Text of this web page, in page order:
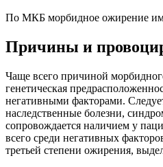
По МКБ морбидное ожирение
Причины и
Чаще всего причиной
генетическая
негативными факторами.
наследственные болезни,
сопровождается наличием у
всего среди негативных
третьей степени ожирения,